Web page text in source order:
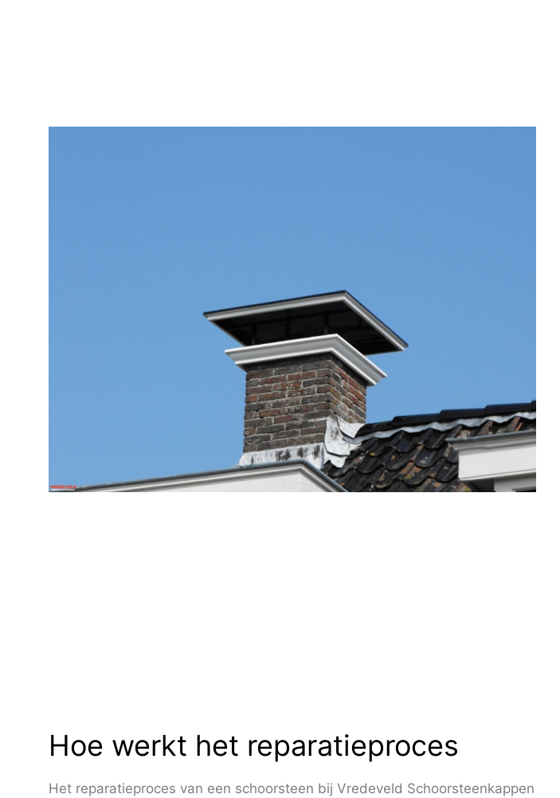
Hoe werkt het reparatieproces
Het reparatieproces van een schoorsteen bij Vredeveld Schoorsteenkappen